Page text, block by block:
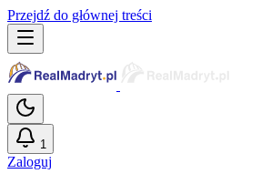
Przejdź do głównej treści
1
Zaloguj